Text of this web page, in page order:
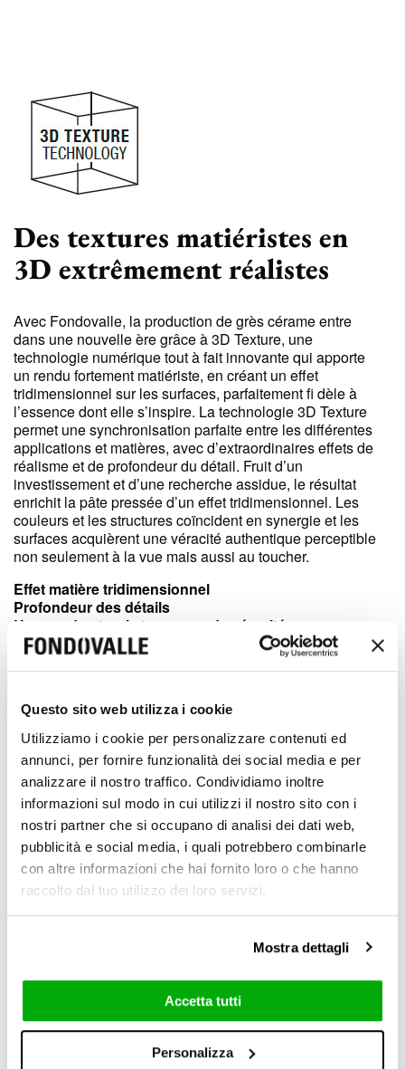
Questo sito web utilizza i cookie
Utilizziamo i cookie per personalizzare contenuti ed
annunci, per fornire funzionalità dei social media e per
analizzare il nostro traffico. Condividiamo inoltre
informazioni sul modo in cui utilizzi il nostro sito con i
nostri partner che si occupano di analisi dei dati web,
pubblicità e social media, i quali potrebbero combinarle
con altre informazioni che hai fornito loro o che hanno
raccolto dal tuo utilizzo dei loro servizi.
Mostra dettagli
Accetta tutti
Personalizza
Des textures matiéristes en
3D extrêmement réalistes
Avec Fondovalle, la production de grès cérame entre
dans une nouvelle ère grâce à 3D Texture, une
technologie numérique tout à fait innovante qui apporte
un rendu fortement matiériste, en créant un effet
tridimensionnel sur les surfaces, parfaitement fi dèle à
l’essence dont elle s’inspire. La technologie 3D Texture
permet une synchronisation parfaite entre les différentes
applications et matières, avec d’extraordinaires effets de
réalisme et de profondeur du détail. Fruit d’un
investissement et d’une recherche assidue, le résultat
enrichit la pâte pressée d’un effet tridimensionnel. Les
couleurs et les structures coïncident en synergie et les
surfaces acquièrent une véracité authentique perceptible
non seulement à la vue mais aussi au toucher.
Effet matière tridimensionnel
Profondeur des détails
Un grand naturel et une grande véracité